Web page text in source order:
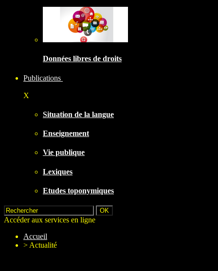
Données libres de droits
Publications
X
Situation de la langue
Enseignement
Vie publique
Lexiques
Etudes toponymiques
Accéder aux services en ligne
Accueil
> Actualité